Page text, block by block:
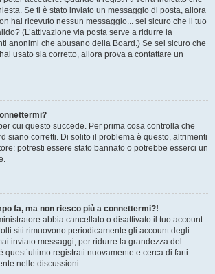
Se ti è stato inviato un messaggio di posta, allora
hai ricevuto nessun messaggio... sei sicuro che il tuo
(L’attivazione via posta serve a ridurre la
anonimi che abusano della Board.) Se sei sicuro che
usato sia corretto, allora prova a contattare un
cui questo succede. Per prima cosa controlla che
siano corretti. Di solito il problema è questo, altrimenti
potresti essere stato bannato o potrebbe esserci un
fa, ma non riesco più a connettermi?!
abbia cancellato o disattivato il tuo account
siti rimuovono periodicamente gli account degli
inviato messaggi, per ridurre la grandezza del
quest’ultimo registrati nuovamente e cerca di farti
nelle discussioni.